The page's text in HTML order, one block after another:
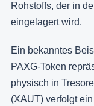
Rohstoffs, der in
eingelagert wird.
Ein bekanntes
PAXG-Token
physisch in
(XAUT) verfolgt